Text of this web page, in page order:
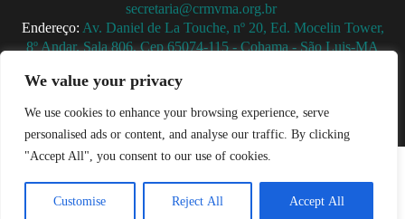
We value your privacy
We use cookies to enhance your browsing experience, serve
personalised ads or content, and analyse our traffic. By clicking
"Accept All", you consent to our use of cookies.
Customise Reject All Accept All
secretaria@crmvma.org.br
Endereço: Av. Daniel de La Touche, nº 20, Ed. Mocelin Tower,
8º Andar, Sala 806, Cep 65074-115 - Cohama - São Luis-MA